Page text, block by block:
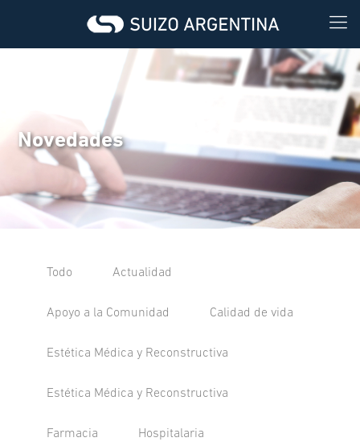
Novedades
Todo Actualidad
Apoyo a la Comunidad Calidad de vida
Estética Médica y Reconstructiva
Estética Médica y Reconstructiva
Farmacia Hospitalaria